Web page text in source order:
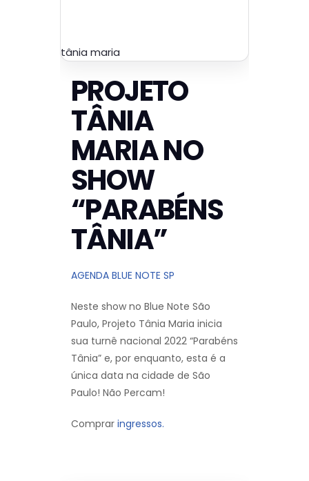
tânia maria
PROJETO
TÂNIA
MARIA NO
SHOW
“PARABÉNS
TÂNIA”
AGENDA BLUE NOTE SP
Neste show no Blue Note São
Paulo, Projeto Tânia Maria inicia
sua turnê nacional 2022 “Parabéns
Tânia” e, por enquanto, esta é a
única data na cidade de São
Paulo! Não Percam!
Comprar ingressos.